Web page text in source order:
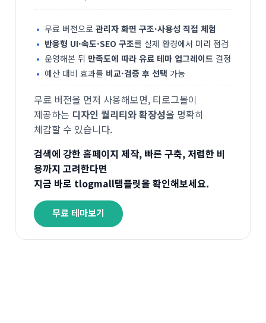
무료 버전으로 관리자 화면 구조·사용성 직접 체험
반응형 UI·속도·SEO 구조를 실제 환경에서 미리 점검
운영해본 뒤 만족도에 따라 유료 테마 업그레이드 결정
예산 대비 효과를 비교·검증 후 선택 가능
무료 버전을 먼저 사용해보면, 티로그몰이
제공하는 디자인 퀄리티와 확장성을 명확히
체감할 수 있습니다.
검색에 강한 홈페이지 제작, 빠른 구축, 저렴한 비
용까지 고려한다면
지금 바로 tlogmall템플릿을 확인해보세요.
무료 테마보기